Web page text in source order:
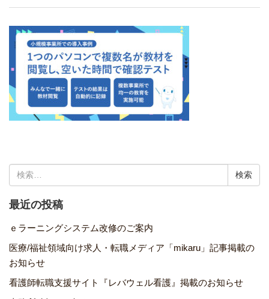
索:
最近の投稿
ｅラーニングシステム改修のご案内
医療/福祉領域向け求人・転職メディア「mikaru」記事掲載の
お知らせ
看護師転職支援サイト『レバウェル看護』掲載のお知らせ